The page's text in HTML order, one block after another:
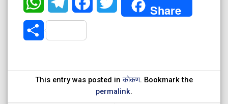
WhatsAppTelegramFacebookTwitter Share
Share
This entry was posted inकोकण. Bookmark the
permalink.